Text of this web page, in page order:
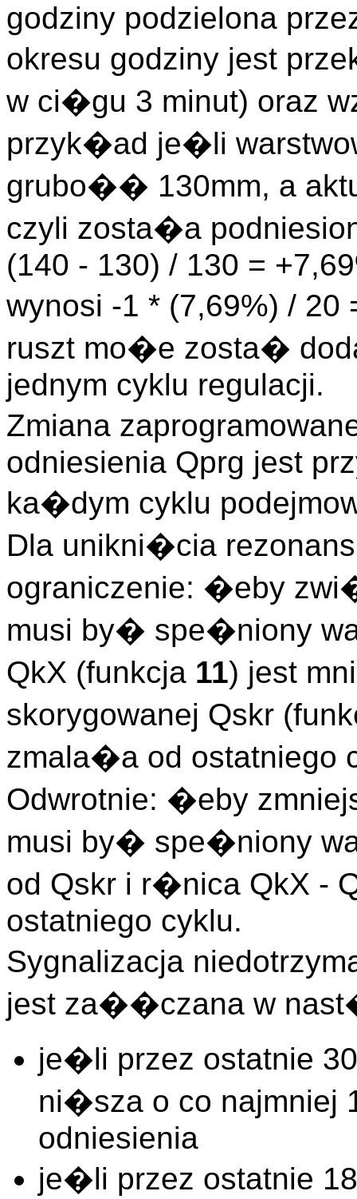
godziny podzielona
okresu godziny jest
w ci�gu 3 minut) oraz
przyk�ad je�li
grubo�� 130mm, a
czyli zosta�a
(140 - 130) / 130 =
wynosi -1 * (7,69%) /
ruszt mo�e zosta�
jednym cyklu regulacji.
Zmiana
odniesienia Qprg jest
ka�dym cyklu
Dla unikni�cia
ograniczenie: �eby
musi by� spe�niony
QkX (funkcja 11) jest
skorygowanej Qskr
zmala�a od ostatniego
Odwrotnie: �eby
musi by� spe�niony
od Qskr i r�nica QkX -
ostatniego cyklu.
Sygnalizacja
jest za��czana w
je�li przez ostatnie
ni�sza o co
odniesienia
je�li przez ostatnie